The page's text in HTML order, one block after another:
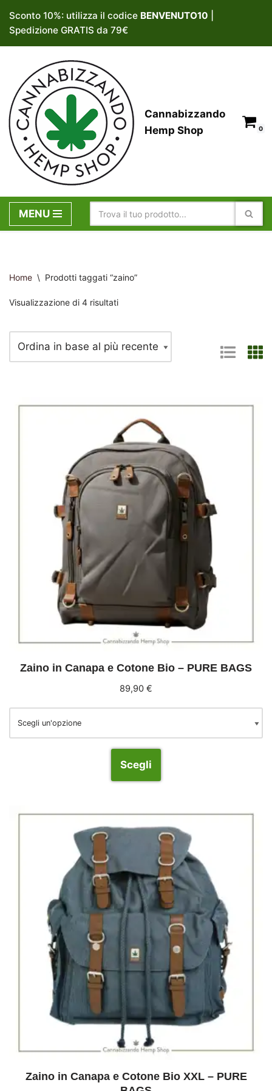
Vai
al
contenuto
Sconto 10%: utilizza il codice BENVENUTO10
Spedizione GRATIS da 79€
Cannabizzando
Hemp Shop
0
MENU
Home \ Prodotti taggati “zaino”
Visualizzazione di 4 risultati
Zaino in Canapa e Cotone Bio – PURE BAGS
89,90 €
Scegli
Zaino in Canapa e Cotone Bio XXL – PURE